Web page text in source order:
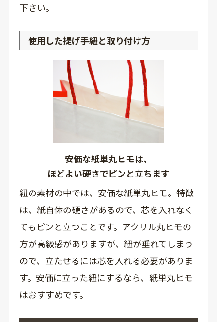
下さい。
使用した提げ手紐と取り付け方
安価な紙単丸ヒモは、
ほどよい硬さでピンと立ちます
紐の素材の中では、安価な紙単丸ヒモ。特徴
は、紙自体の硬さがあるので、芯を入れなく
てもピンと立つことです。アクリル丸ヒモの
方が高級感がありますが、紐が垂れてしまう
ので、立たせるには芯を入れる必要がありま
す。安価に立った紐にするなら、紙単丸ヒモ
はおすすめです。